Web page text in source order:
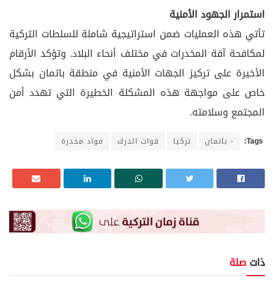
استمرار الجهود الأمنية
تأتي هذه العمليات ضمن استراتيجية شاملة للسلطات التركية
لمكافحة آفة المخدرات في مختلف أنحاء البلاد. وتؤكد الأرقام
الأخيرة على تركيز الجهات الأمنية في منطقة باتمان بشكل
خاص على مواجهة هذه المشكلة الخطيرة التي تهدد أمن
المجتمع وسلامته.
Tags: - باتمان تركيا قوات الدرك مواد مخدرة
ذات صلة